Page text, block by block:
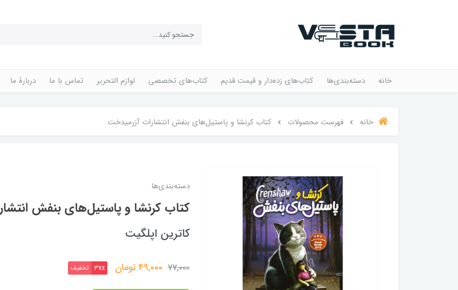
خانه دسته‌بندی‌ها کتاب‌های زده‌دار و قیمت قدیم کتاب‌های تخصصی لوازم التحریر تماس با ما دربارۀ ما
خانه فهرست محصولات کتاب کرنشا و پاستیل‌های‌ بنفش انتشارات آزرمیدخت
دسته‌بندی‌ها
کتاب کرنشا و پاستیل‌های‌ بنفش
کاترین اپلگیت
77,000
49,000تومان 37٪ تخفیف